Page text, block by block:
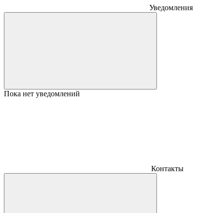
Уведомления
Пока нет уведомлений
Контакты